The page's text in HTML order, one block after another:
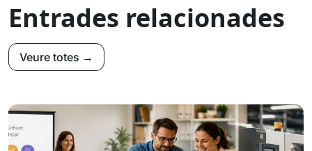
Entrades relacionades
Veure totes →